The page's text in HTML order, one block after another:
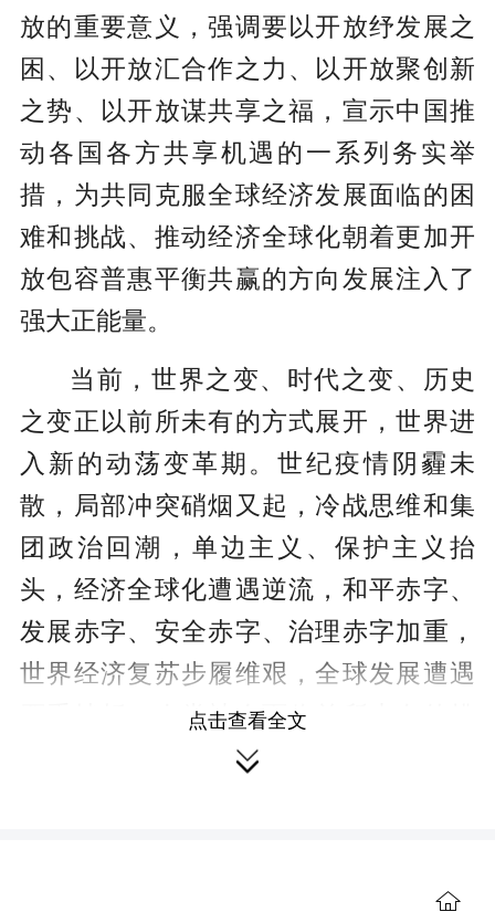
放的重要意义，强调要以开放纾发展之
困、以开放汇合作之力、以开放聚创新
之势、以开放谋共享之福，宣示中国推
动各国各方共享机遇的一系列务实举
措，为共同克服全球经济发展面临的困
难和挑战、推动经济全球化朝着更加开
放包容普惠平衡共赢的方向发展注入了
强大正能量。
当前，世界之变、时代之变、历史
之变正以前所未有的方式展开，世界进
入新的动荡变革期。世纪疫情阴霾未
散，局部冲突硝烟又起，冷战思维和集
团政治回潮，单边主义、保护主义抬
头，经济全球化遭遇逆流，和平赤字、
发展赤字、安全赤字、治理赤字加重，
世界经济复苏步履维艰，全球发展遭遇
严重挫折，人类社会面临前所未有的挑
战。世界向何处去？和平还是战争？发
在历史前进的十字路口，我们应该认清
点击查看全文
